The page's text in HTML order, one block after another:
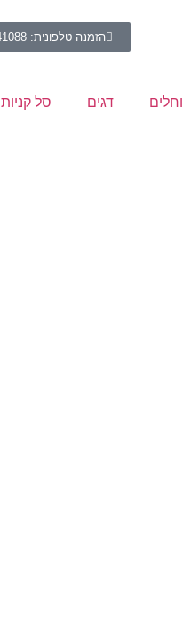
הזמנה טלפונית: 09-9541088
דגים סל קניות